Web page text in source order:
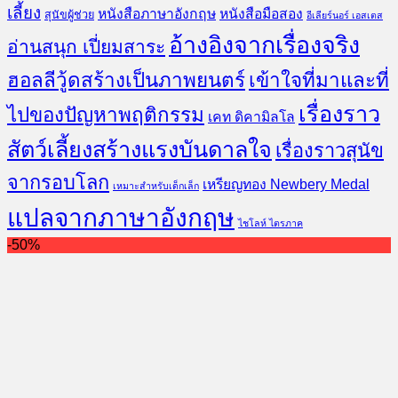
เลี้ยง สุนัขผู้ช่วย หนังสือภาษาอังกฤษ หนังสือมือสอง อีเลียร์นอร์ เอสเตส
อ่านสนุก เปี่ยมสาระ อ้างอิงจากเรื่องจริง
ฮอลลีวู้ดสร้างเป็นภาพยนตร์ เข้าใจที่มาและที่
ไปของปัญหาพฤติกรรม เคท ดิคามิลโล เรื่องราว
สัตว์เลี้ยงสร้างแรงบันดาลใจ เรื่องราวสุนัข
จากรอบโลก เหมาะสำหรับเด็กเล็ก เหรียญทอง Newbery Medal
แปลจากภาษาอังกฤษ ไชโลห์ ไตรภาค
-50%